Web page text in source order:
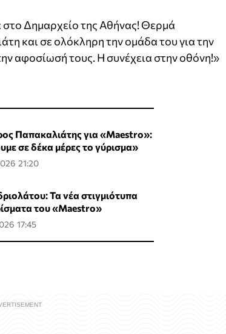
στο Δημαρχείο της Αθήνας! Θερμά
και σε ολόκληρη την ομάδα του για την
αφοσίωσή τους. Η συνέχεια στην οθόνη!»
Παπακαλιάτης για «Maestro»:
σε δέκα μέρες το γύρισμα»
21:20
Τα νέα στιγμιότυπα
του «Maestro»
17:45